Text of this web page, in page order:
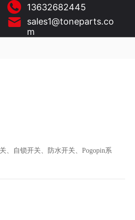
13632682445
sales1@toneparts.co
m
、自锁开关、防水开关、Pogopin系